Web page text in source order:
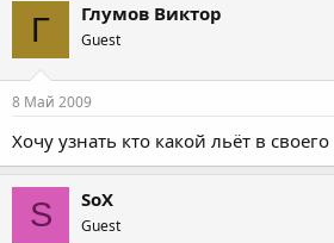
Г Глумов Виктор
Guest
8 Май 2009
Хочу узнать кто какой льёт в
S SoX
Guest